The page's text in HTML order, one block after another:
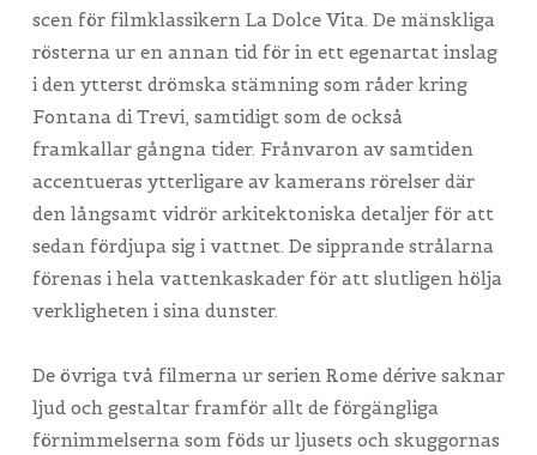
scen för filmklassikern La Dolce Vita. De mänskliga
rösterna ur en annan tid för in ett egenartat inslag
i den ytterst drömska stämning som råder kring
Fontana di Trevi, samtidigt som de också
framkallar gångna tider. Frånvaron av samtiden
accentueras ytterligare av kamerans rörelser där
den långsamt vidrör arkitektoniska detaljer för att
sedan fördjupa sig i vattnet. De sipprande strålarna
förenas i hela vattenkaskader för att slutligen hölja
verkligheten i sina dunster.
De övriga två filmerna ur serien Rome dérive saknar
ljud och gestaltar framför allt de förgängliga
förnimmelserna som föds ur ljusets och skuggornas